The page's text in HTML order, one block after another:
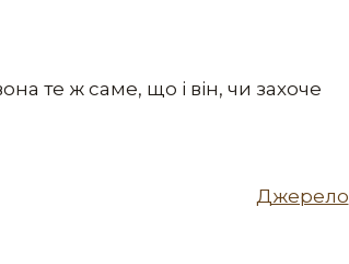
те ж саме, що і він, чи захоче
Джерело